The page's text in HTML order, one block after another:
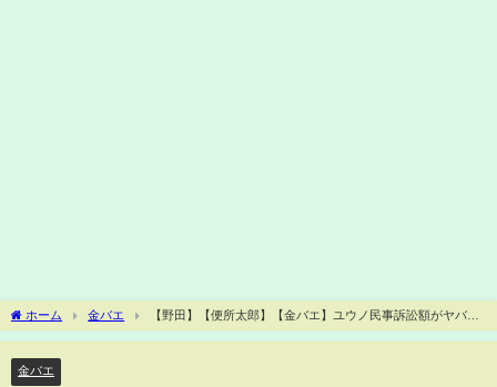
ホーム 金バエ
【野田】【便所太郎】【金バエ】ユウノ民事訴訟額がヤバ
い!? 刑事罰の罰金は20万円だが…
金バエ